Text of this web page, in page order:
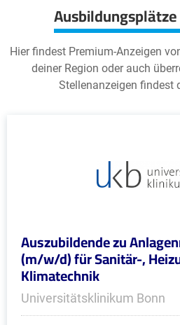
Hier findest Premium-Anzeigen
deiner Region oder auch
Stellenanzeigen findest
Auszubildende zu
(m/w/d) für Sanitär-,
Klimatechnik
Universitätsklinikum Bonn